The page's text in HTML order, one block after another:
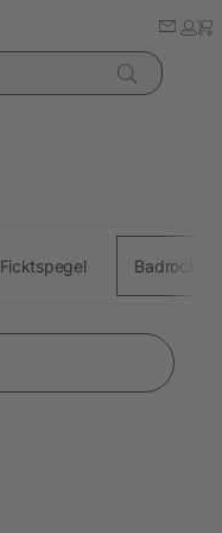
Ficktspegel Badrock